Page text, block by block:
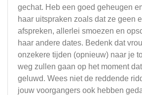
gechat. Heb een goed geheugen
haar uitspraken zoals dat ze geen
afspreken, allerlei smoezen en
haar andere dates. Bedenk dat
onzekere tijden (opnieuw) naar je
weg zullen gaan op het moment
geluwd. Wees niet de reddende
jouw voorgangers ook hebben